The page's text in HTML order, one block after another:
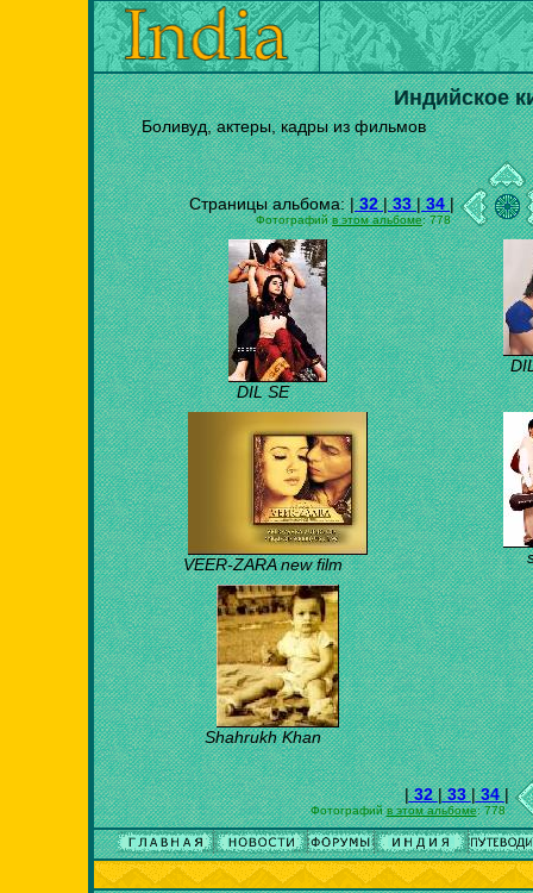
Индийское
Боливуд, актеры, кадры из фильмов
Страницы альбома: |32|33|34|
Фотографийв этом альбоме: 778
DIL SE
VEER-ZARA new film
Shahrukh Khan
|32|33|34|
Фотографийв этом альбоме: 778